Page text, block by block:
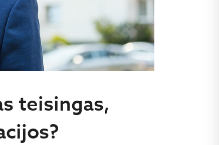
teisingas,